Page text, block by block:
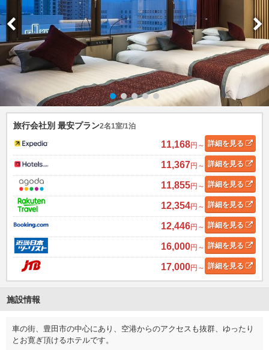
旅行会社別 最安プラン2名1室/1泊
11,168円～ 詳細を見る
11,367円～ 詳細を見る
11,855円～ 詳細を見る
12,354円～ 詳細を見る
12,446円～ 詳細を見る
16,000円～ 詳細を見る
17,000円～ 詳細を見る
施設情報
車の街、豊田市の中心にあり、空港からのアクセスも抜群、ゆったり
とお寛ぎ頂けるホテルです。